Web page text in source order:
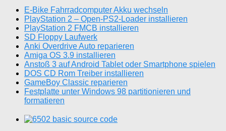
E-Bike Fahrradcomputer Akku wechseln
PlayStation 2 – Open-PS2-Loader installieren
PlayStation 2 FMCB installieren
SD Floppy Laufwerk
Anki Overdrive Auto reparieren
Amiga OS 3.9 installieren
Anstoß 3 auf Android Tablet oder Smartphone spielen
DOS CD Rom Treiber installieren
GameBoy Classic reparieren
Festplatte unter Windows 98 partitionieren und
formatieren